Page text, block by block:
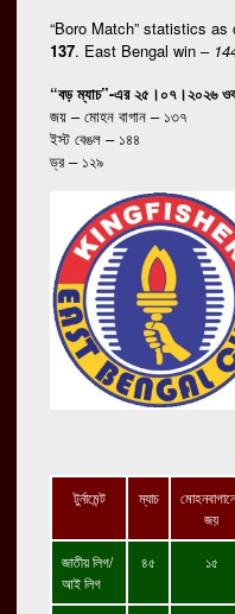
“Boro Match” statistics
137. East Bengal win –
“বড় ম্যাচ”-এর ২৫।০৭।২০২৬
জয় – মোহন বাগান – ১৩৭
ইস্ট বেঙল – ১৪৪
ড্র – ১২৯
টুর্নামেন্ট ম্যাচ
জয়
জাতীয় লিগ/
আই লিগ
৪৫ ১৫